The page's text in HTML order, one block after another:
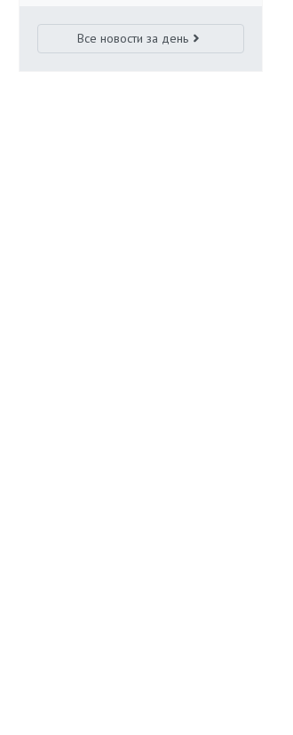
Все новости за день